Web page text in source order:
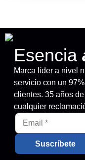
Esencia
Marca líder a nivel
servicio con un
clientes. 35 años
cualquier